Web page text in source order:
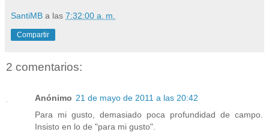
SantiMB a las 7:32:00 a. m.
Compartir
2 comentarios:
Anónimo 21 de mayo de 2011 a las 20:42
Para mi gusto, demasiado poca profundidad de campo.
Insisto en lo de "para mi gusto".